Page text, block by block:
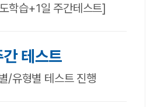
학습+1일 주간테스트]
간 테스트
/유형별 테스트 진행